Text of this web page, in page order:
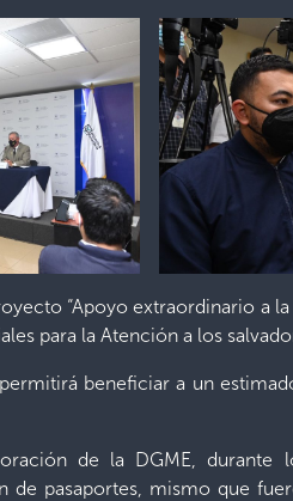
“Apoyo extraordinario a
para la Atención a los
beneficiar a un
de la DGME, durante
de pasaportes, mismo que